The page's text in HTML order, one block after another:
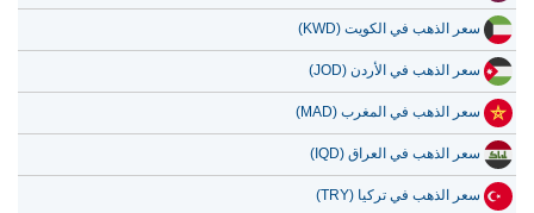
سعر الذهب في الكويت (KWD)
سعر الذهب في الأردن (JOD)
سعر الذهب في المغرب (MAD)
سعر الذهب في العراق (IQD)
سعر الذهب في تركيا (TRY)